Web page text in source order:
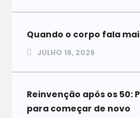
Quando o corpo fala
JULHO 16, 2026
Reinvenção após os 50:
para começar de novo